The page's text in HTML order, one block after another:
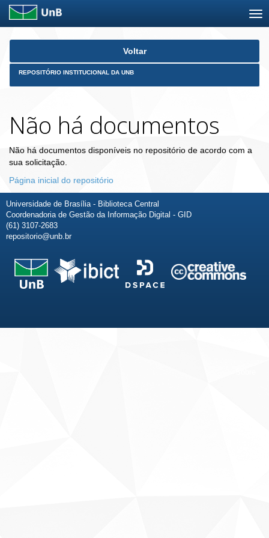
Skip
Voltar
REPOSITÓRIO INSTITUCIONAL DA UNB
Não há documentos
Não há documentos disponíveis no repositório de acordo com a
sua solicitação.
Página inicial do repositório
Universidade de Brasília - Biblioteca Central
Coordenadoria de Gestão da Informação Digital - GID
(61) 3107-2683
repositorio@unb.br